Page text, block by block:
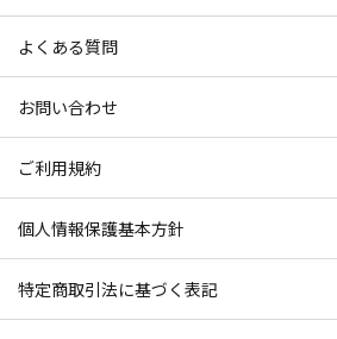
よくある質問
お問い合わせ
ご利用規約
個人情報保護基本方針
特定商取引法に基づく表記